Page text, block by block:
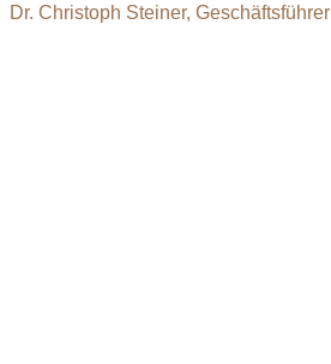
Dr. Christoph Steiner, Geschäftsführer